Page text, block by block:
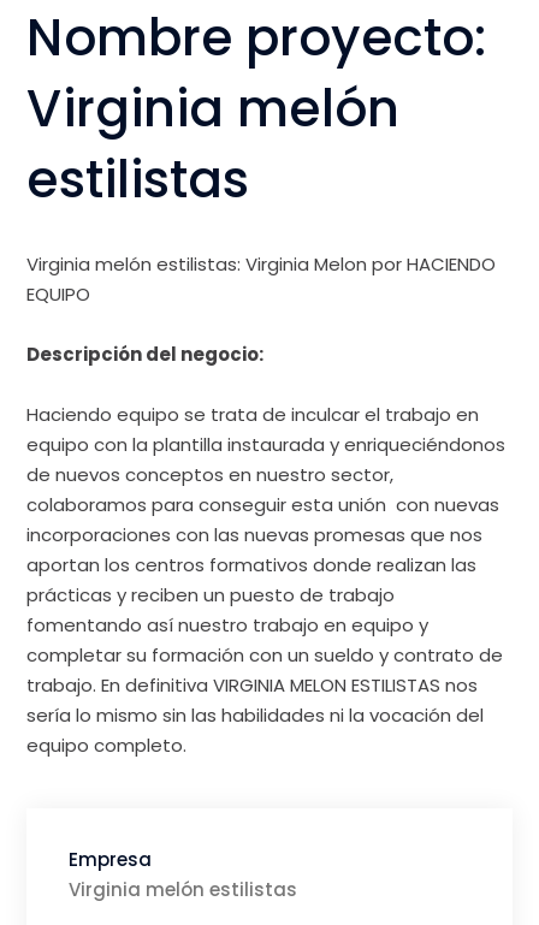
Nombre proyecto:
Virginia melón
estilistas
Virginia melón estilistas:Virginia Melon porHACIENDO
EQUIPO
Descripción del negocio:
Haciendo equipo se trata de inculcar el trabajo en
equipo con la plantilla instaurada y enriqueciéndonos
de nuevos conceptos en nuestro sector,
colaboramos para conseguir esta unión con nuevas
incorporaciones con las nuevas promesas que nos
aportan los centros formativos donde realizan las
prácticas y reciben un puesto de trabajo
fomentando así nuestro trabajo en equipo y
completar su formación con un sueldo y contrato de
trabajo. En definitiva VIRGINIA MELON ESTILISTAS nos
sería lo mismo sin las habilidades ni la vocación del
equipo completo.
Empresa
Virginia melón estilistas